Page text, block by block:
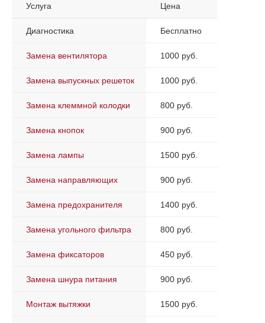
Услуга Цена
Диагностика Бесплатно
Замена вентилятора 1000 руб.
Замена выпускных решеток 1000 руб.
Замена клеммной колодки 800 руб.
Замена кнопок 900 руб.
Замена лампы 1500 руб.
Замена направляющих 900 руб.
Замена предохранителя 1400 руб.
Замена угольного фильтра 800 руб.
Замена фиксаторов 450 руб.
Замена шнура питания 900 руб.
Монтаж вытяжки 1500 руб.